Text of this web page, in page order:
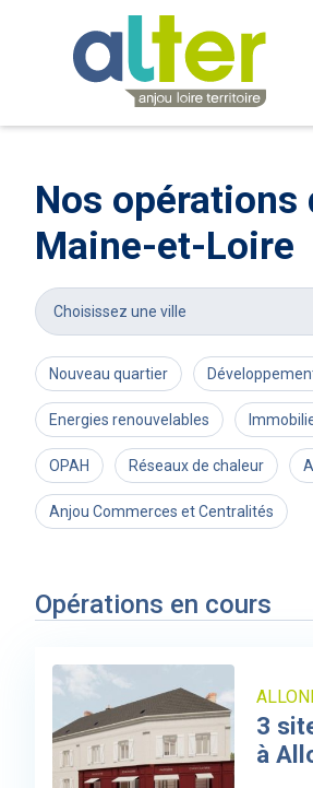
Nos opérations
Maine-et-Loire
Choisissez une ville
Nouveau quartier
Energies renouvelables
OPAH Réseaux de chaleur
Anjou Commerces et Centralités
Opérations en cours
3
à